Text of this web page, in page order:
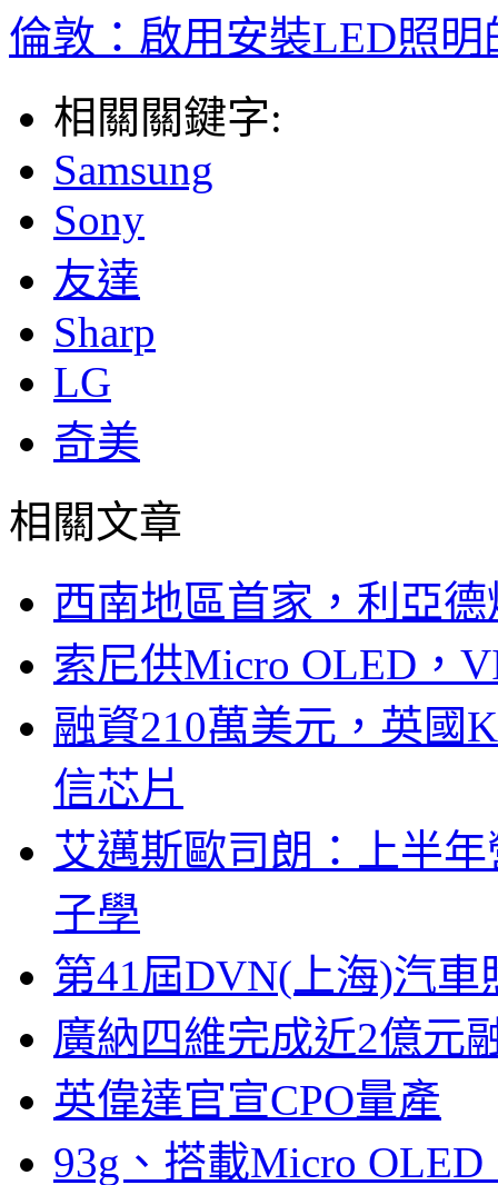
倫敦：啟用安裝LED照
相關關鍵字:
Samsung
Sony
友達
Sharp
LG
奇美
相關文章
西南地區首家，利亞
索尼供Micro OLED，
融資210萬美元，英國
信芯片
艾邁斯歐司朗：上半
子學
第41屆DVN(上海)汽
廣納四維完成近2億元
英偉達官宣CPO量產
93g、搭載Micro